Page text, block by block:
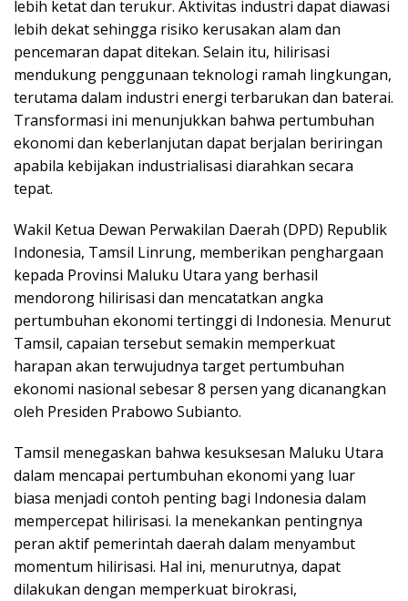
lebih ketat dan terukur. Aktivitas industri dapat diawasi
lebih dekat sehingga risiko kerusakan alam dan
pencemaran dapat ditekan. Selain itu, hilirisasi
mendukung penggunaan teknologi ramah lingkungan,
terutama dalam industri energi terbarukan dan baterai.
Transformasi ini menunjukkan bahwa pertumbuhan
ekonomi dan keberlanjutan dapat berjalan beriringan
apabila kebijakan industrialisasi diarahkan secara
tepat.
Wakil Ketua Dewan Perwakilan Daerah (DPD) Republik
Indonesia, Tamsil Linrung, memberikan penghargaan
kepada Provinsi Maluku Utara yang berhasil
mendorong hilirisasi dan mencatatkan angka
pertumbuhan ekonomi tertinggi di Indonesia. Menurut
Tamsil, capaian tersebut semakin memperkuat
harapan akan terwujudnya target pertumbuhan
ekonomi nasional sebesar 8 persen yang dicanangkan
oleh Presiden Prabowo Subianto.
Tamsil menegaskan bahwa kesuksesan Maluku Utara
dalam mencapai pertumbuhan ekonomi yang luar
biasa menjadi contoh penting bagi Indonesia dalam
mempercepat hilirisasi. Ia menekankan pentingnya
peran aktif pemerintah daerah dalam menyambut
momentum hilirisasi. Hal ini, menurutnya, dapat
dilakukan dengan memperkuat birokrasi,